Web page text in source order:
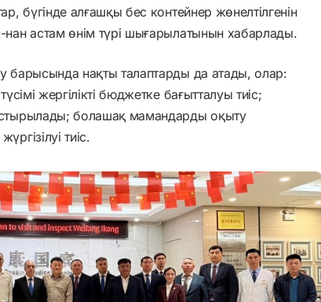
бүгінде алғашқы бес контейнер жөнелтілгенін
астам өнім түрі шығарылатынын хабарлады.
барысында нақты талаптарды да атады, олар:
жергілікті бюджетке бағытталуы тиіс;
болашақ мамандарды оқыту
тиіс.